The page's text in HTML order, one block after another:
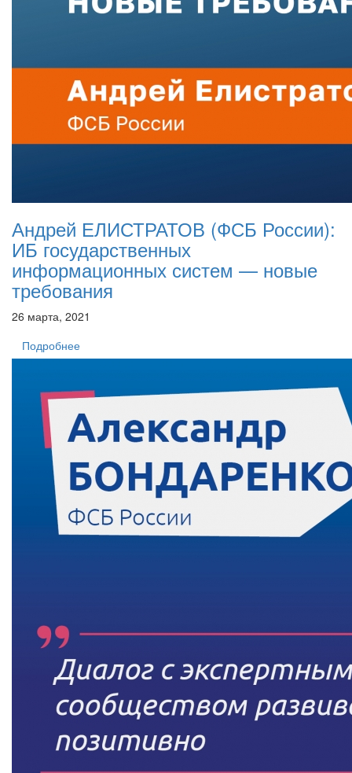
Андрей ЕЛИСТРАТОВ (ФСБ России):
ИБ государственных
информационных систем — новые
требования
26 марта, 2021
Подробнее